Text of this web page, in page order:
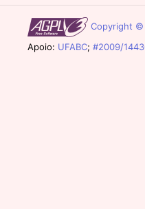
Copyright ©
Apoio: UFABC; #2009/